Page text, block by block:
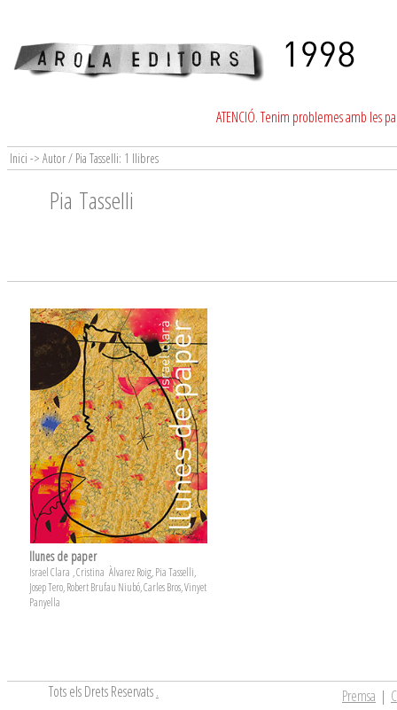
ATENCIÓ. Tenim problemes amb les
Inici -> Autor / Pia Tasselli: 1 llibres
Pia Tasselli
llunes de paper
Israel Clara , Cristina Àlvarez Roig, Pia Tasselli,
Josep Tero, Robert Brufau Niubó, Carles Bros, Vinyet
Panyella
Tots els Drets Reservats. Premsa |